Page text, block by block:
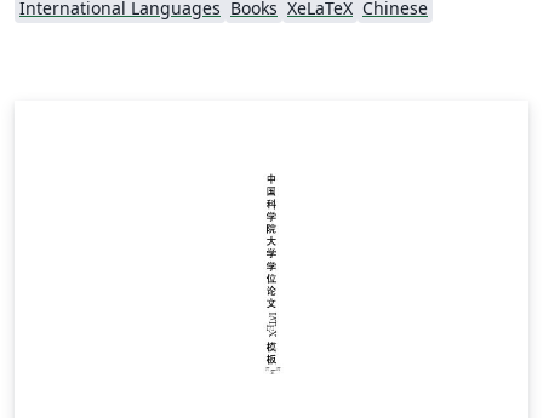
International Languages Books XeLaTeX Chinese